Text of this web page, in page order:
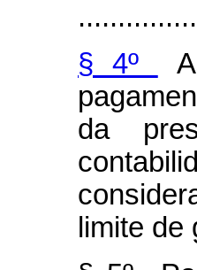
§ 4º
da
limite